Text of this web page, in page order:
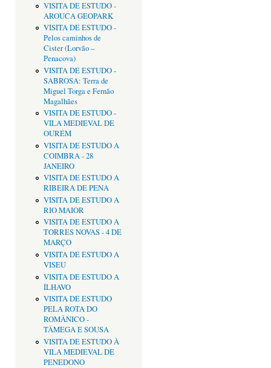
VISITA DE ESTUDO -
AROUCA GEOPARK
VISITA DE ESTUDO -
Pelos caminhos de
Cister (Lorvão –
Penacova)
VISITA DE ESTUDO -
SABROSA: Terra de
Miguel Torga e Fernão
Magalhães
VISITA DE ESTUDO -
VILA MEDIEVAL DE
OURÉM
VISITA DE ESTUDO A
COIMBRA - 28
JANEIRO
VISITA DE ESTUDO A
RIBEIRA DE PENA
VISITA DE ESTUDO A
RIO MAIOR
VISITA DE ESTUDO A
TORRES NOVAS - 4 DE
MARÇO
VISITA DE ESTUDO A
VISEU
VISITA DE ESTUDO A
ÍLHAVO
VISITA DE ESTUDO
PELA ROTA DO
ROMÂNICO -
TÂMEGA E SOUSA
VISITA DE ESTUDO À
VILA MEDIEVAL DE
PENEDONO